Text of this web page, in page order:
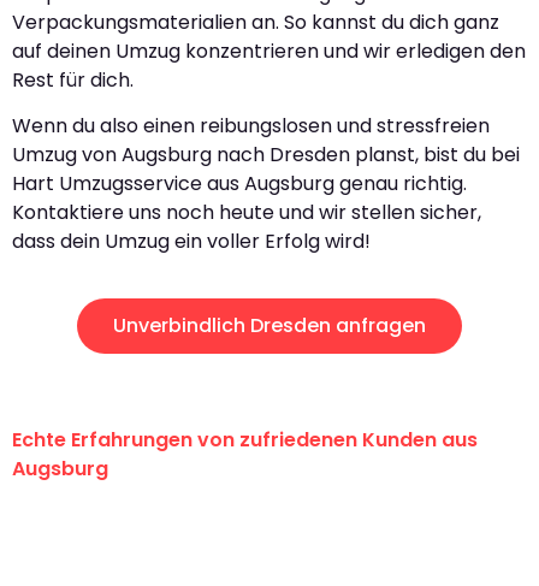
Verpackungsmaterialien an. So kannst du dich ganz
auf deinen Umzug konzentrieren und wir erledigen den
Rest für dich.
Wenn du also einen reibungslosen und stressfreien
Umzug von Augsburg nach Dresden planst, bist du bei
Hart Umzugsservice aus Augsburg genau richtig.
Kontaktiere uns noch heute und wir stellen sicher,
dass dein Umzug ein voller Erfolg wird!
Unverbindlich Dresden anfragen
Echte Erfahrungen von zufriedenen Kunden aus
Augsburg